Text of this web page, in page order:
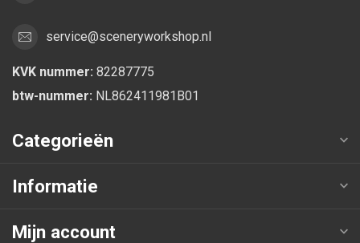
service@sceneryworkshop.nl
KVK nummer: 82287775
btw-nummer: NL862411981B01
Categorieën
Informatie
Mijn account